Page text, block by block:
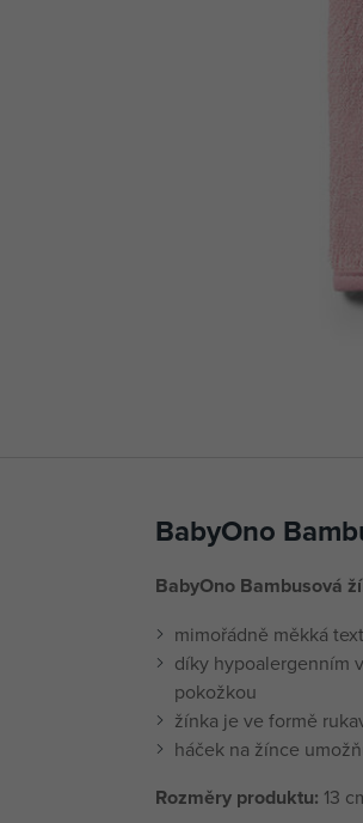
BabyOno
BabyOno Bambusová
mimořádně měkká
díky hypoalergenním
pokožkou
žínka je ve formě
háček na žínce
Rozměry produktu: 13